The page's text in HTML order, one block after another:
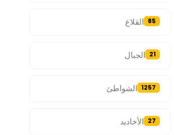
القلاع 85
الجبال 21
الشواطئ 1257
الأخاديد 27